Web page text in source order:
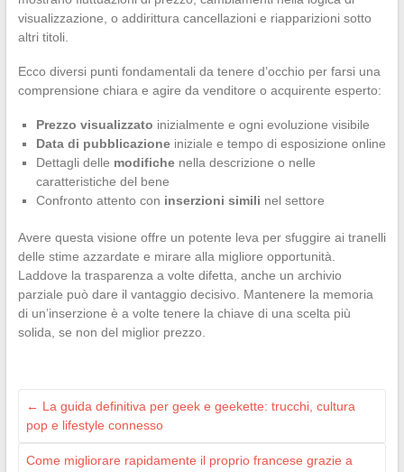
visualizzazione, o addirittura cancellazioni e riapparizioni sotto
altri titoli.
Ecco diversi punti fondamentali da tenere d’occhio per farsi una
comprensione chiara e agire da venditore o acquirente esperto:
Prezzo visualizzato inizialmente e ogni evoluzione visibile
Data di pubblicazioneiniziale e tempo di esposizione online
Dettagli delle modifichenella descrizione o nelle
caratteristiche del bene
Confronto attento con inserzioni simili nel settore
Avere questa visione offre un potente leva per sfuggire ai tranelli
delle stime azzardate e mirare alla migliore opportunità.
Laddove la trasparenza a volte difetta, anche un archivio
parziale può dare il vantaggio decisivo. Mantenere la memoria
di un’inserzione è a volte tenere la chiave di una scelta più
solida, se non del miglior prezzo.
← La guida definitiva per geek e geekette: trucchi, cultura
pop e lifestyle connesso
Come migliorare rapidamente il proprio francese grazie a